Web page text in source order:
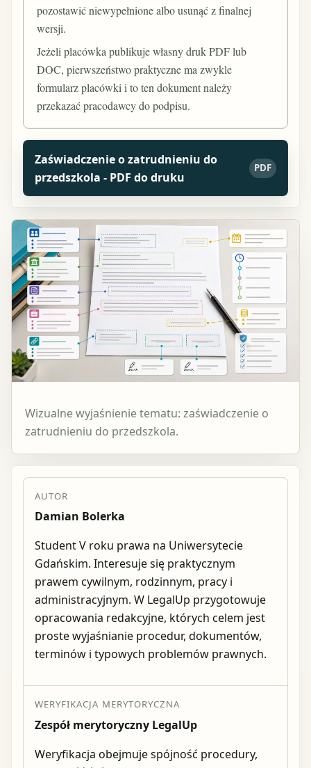
pozostawić niewypełnione albo usunąć z finalnej
wersji.
Jeżeli placówka publikuje własny druk PDF lub
DOC, pierwszeństwo praktyczne ma zwykle
formularz placówki i to ten dokument należy
przekazać pracodawcy do podpisu.
Zaświadczenie o zatrudnieniu do
przedszkola - PDF do druku
PDF
Wizualne wyjaśnienie tematu: zaświadczenie o
zatrudnieniu do przedszkola.
AUTOR
Damian Bolerka
Student V roku prawa na Uniwersytecie
Gdańskim. Interesuje się praktycznym
prawem cywilnym, rodzinnym, pracy i
administracyjnym. W LegalUp przygotowuje
opracowania redakcyjne, których celem jest
proste wyjaśnianie procedur, dokumentów,
terminów i typowych problemów prawnych.
WERYFIKACJA MERYTORYCZNA
Zespół merytoryczny LegalUp
Weryfikacja obejmuje spójność procedury,